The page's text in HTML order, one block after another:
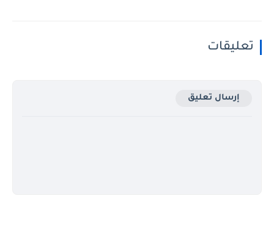
تعليقات
إرسال تعليق